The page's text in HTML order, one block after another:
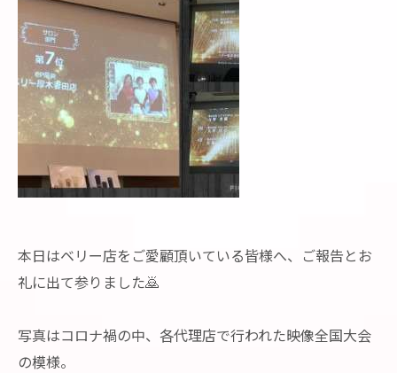
本日はベリー店をご愛顧頂いている皆様へ、ご報告とお
礼に出て参りました🙇
写真はコロナ禍の中、各代理店で行われた映像全国大会
の模様。